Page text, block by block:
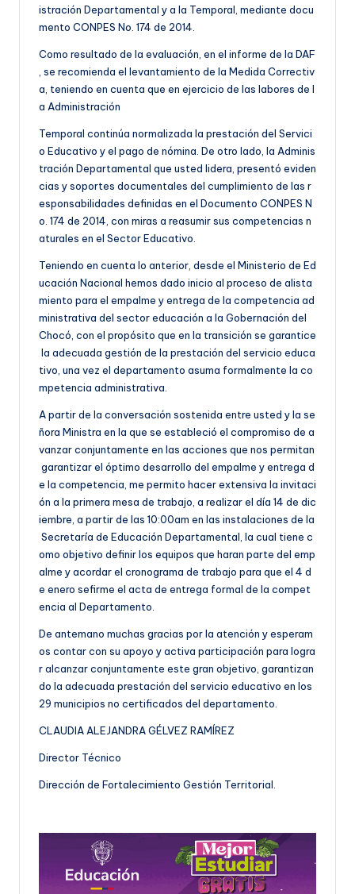
istración Departamental y a la Temporal, mediante docu
mento CONPES No. 174 de 2014.
Como resultado de la evaluación, en el informe de la DAF
, se recomienda el levantamiento de la Medida Correctiv
a, teniendo en cuenta que en ejercicio de las labores de l
a Administración
Temporal continúa normalizada la prestación del Servici
o Educativo y el pago de nómina. De otro lado, la Adminis
tración Departamental que usted lidera, presentó eviden
cias y soportes documentales del cumplimiento de las r
esponsabilidades definidas en el Documento CONPES N
o. 174 de 2014, con miras a reasumir sus competencias n
aturales en el Sector Educativo.
Teniendo en cuenta lo anterior, desde el Ministerio de Ed
ucación Nacional hemos dado inicio al proceso de alista
miento para el empalme y entrega de la competencia ad
ministrativa del sector educación a la Gobernación del
Chocó, con el propósito que en la transición se garantice
la adecuada gestión de la prestación del servicio educa
tivo, una vez el departamento asuma formalmente la co
mpetencia administrativa.
A partir de la conversación sostenida entre usted y la se
ñora Ministra en la que se estableció el compromiso de a
vanzar conjuntamente en las acciones que nos permitan
garantizar el óptimo desarrollo del empalme y entrega d
e la competencia, me permito hacer extensiva la invitaci
ón a la primera mesa de trabajo, a realizar el día 14 de dic
iembre, a partir de las 10:00am en las instalaciones de la
Secretaría de Educación Departamental, la cual tiene c
omo objetivo definir los equipos que haran parte del emp
alme y acordar el cronograma de trabajo para que el 4 d
e enero sefirme el acta de entrega formal de la compet
encia al Departamento.
De antemano muchas gracias por la atención y esperam
os contar con su apoyo y activa participación para logra
r alcanzar conjuntamente este gran objetivo, garantizan
do la adecuada prestación del servicio educativo en los
29 municipios no certificados del departamento.
CLAUDIA ALEJANDRA GÉLVEZ RAMÍREZ
Director Técnico
Dirección de Fortalecimiento Gestión Territorial.